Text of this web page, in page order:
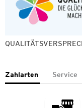
Zahlarten Service